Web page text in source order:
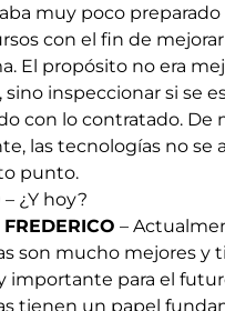
muy poco preparado
con el fin de
El propósito no era
sino inspeccionar si se
con lo contratado. De
las tecnologías no se
punto.
– ¿Y hoy?
–
son mucho mejores y
importante para el
tienen un papel